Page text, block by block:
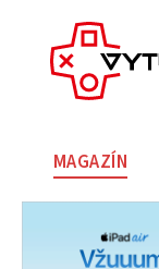
MAGAZÍN